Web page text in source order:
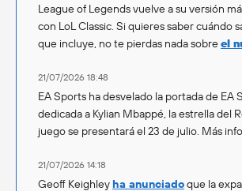
League of Legends vuelve a su versión
con LoL Classic. Si quieres saber cuándo
que incluye, no te pierdas nada sobreel
21/07/2026 18:48
EA Sports ha desvelado la portada de EA
dedicada a Kylian Mbappé, la estrella del
juego se presentará el 23 de julio. Más info
21/07/2026 14:18
Geoff Keighley ha anunciadoque la